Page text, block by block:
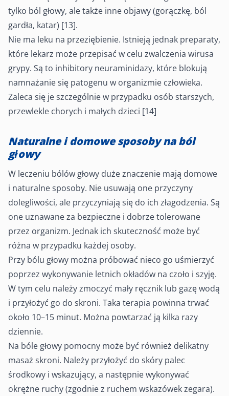
tylko ból głowy, ale także inne objawy (gorączkę, ból
gardła, katar) [13].
Nie ma leku na przeziębienie. Istnieją jednak preparaty,
które lekarz może przepisać w celu zwalczenia wirusa
grypy. Są to inhibitory neuraminidazy, które blokują
namnażanie się patogenu w organizmie człowieka.
Zaleca się je szczególnie w przypadku osób starszych,
przewlekle chorych i małych dzieci [14]
Naturalne i domowe sposoby na ból
głowy
W leczeniu bólów głowy duże znaczenie mają domowe
i naturalne sposoby. Nie usuwają one przyczyny
dolegliwości, ale przyczyniają się do ich złagodzenia. Są
one uznawane za bezpieczne i dobrze tolerowane
przez organizm. Jednak ich skuteczność może być
różna w przypadku każdej osoby.
Przy bólu głowy można próbować nieco go uśmierzyć
poprzez wykonywanie letnich okładów na czoło i szyję.
W tym celu należy zmoczyć mały ręcznik lub gazę wodą
i przyłożyć go do skroni. Taka terapia powinna trwać
około 10–15 minut. Można powtarzać ją kilka razy
dziennie.
Na bóle głowy pomocny może być również delikatny
masaż skroni. Należy przyłożyć do skóry palec
środkowy i wskazujący, a następnie wykonywać
okrężne ruchy (zgodnie z ruchem wskazówek zegara).